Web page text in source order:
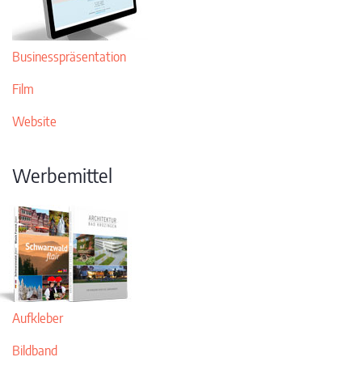
Businesspräsentation
Film
Website
Werbemittel
Aufkleber
Bildband